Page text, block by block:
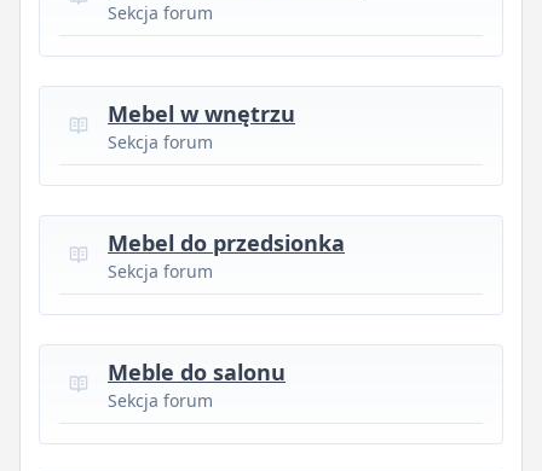
Sekcja forum
Mebel w wnętrzu
Sekcja forum
Mebel do przedsionka
Sekcja forum
Meble do salonu
Sekcja forum